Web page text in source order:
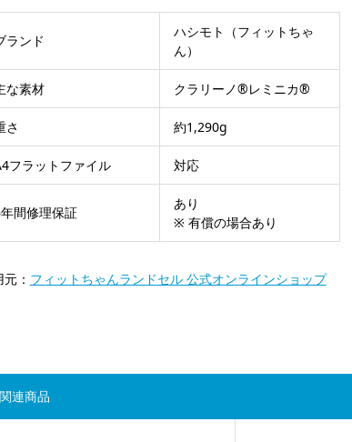
ランド
ハシモト（フィットちゃ
ん）
な素材 クラリーノ®レミニカ®
さ 約1,290g
フラットファイル 対応
間修理保証
あり
※ 有償の場合あり
： フィットちゃんランドセル 公式オンラインショップ
連商品